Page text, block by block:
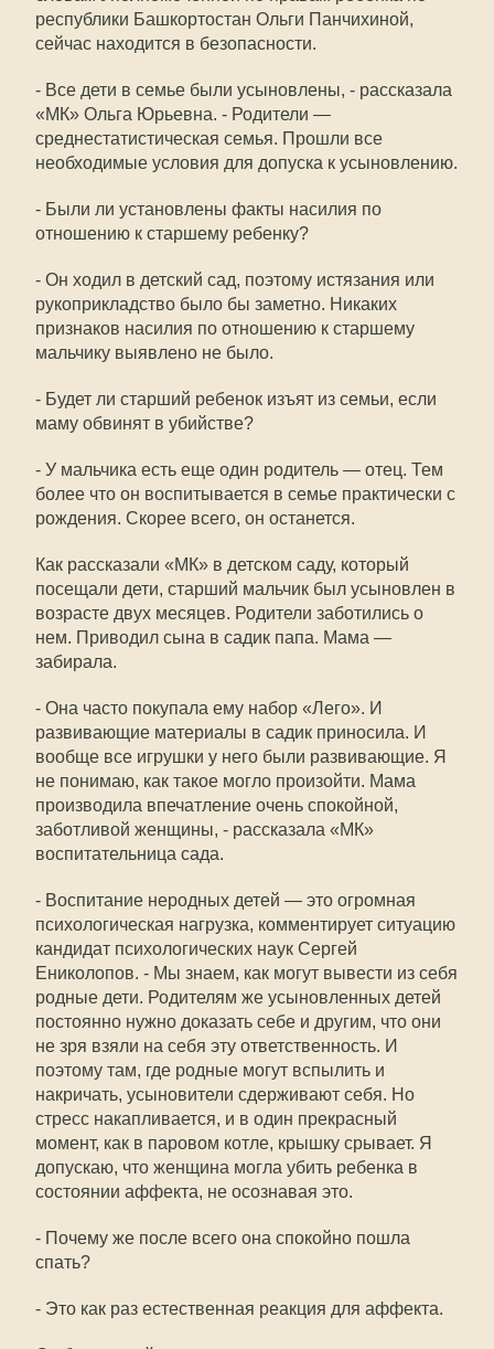
республики Башкортостан Ольги Панчихиной,
сейчас находится в безопасности.
- Все дети в семье были усыновлены, - рассказала
«МК» Ольга Юрьевна. - Родители —
среднестатистическая семья. Прошли все
необходимые условия для допуска к усыновлению.
- Были ли установлены факты насилия по
отношению к старшему ребенку?
- Он ходил в детский сад, поэтому истязания или
рукоприкладство было бы заметно. Никаких
признаков насилия по отношению к старшему
мальчику выявлено не было.
- Будет ли старший ребенок изъят из семьи, если
маму обвинят в убийстве?
- У мальчика есть еще один родитель — отец. Тем
более что он воспитывается в семье практически с
рождения. Скорее всего, он останется.
Как рассказали «МК» в детском саду, который
посещали дети, старший мальчик был усыновлен в
возрасте двух месяцев. Родители заботились о
нем. Приводил сына в садик папа. Мама —
забирала.
- Она часто покупала ему набор «Лего». И
развивающие материалы в садик приносила. И
вообще все игрушки у него были развивающие. Я
не понимаю, как такое могло произойти. Мама
производила впечатление очень спокойной,
заботливой женщины, - рассказала «МК»
воспитательница сада.
- Воспитание неродных детей — это огромная
психологическая нагрузка, комментирует ситуацию
кандидат психологических наук Сергей
Ениколопов. - Мы знаем, как могут вывести из себя
родные дети. Родителям же усыновленных детей
постоянно нужно доказать себе и другим, что они
не зря взяли на себя эту ответственность. И
поэтому там, где родные могут вспылить и
накричать, усыновители сдерживают себя. Но
стресс накапливается, и в один прекрасный
момент, как в паровом котле, крышку срывает. Я
допускаю, что женщина могла убить ребенка в
состоянии аффекта, не осознавая это.
- Почему же после всего она спокойно пошла
спать?
- Это как раз естественная реакция для аффекта.